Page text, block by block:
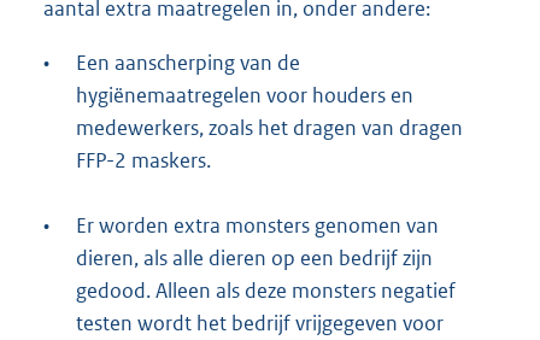
aantal extra maatregelen in, onder andere:
•
Een aanscherping van de
hygiënemaatregelen voor houders en
medewerkers, zoals het dragen van dragen
FFP-2 maskers.
•
Er worden extra monsters genomen van
dieren, als alle dieren op een bedrijf zijn
gedood. Alleen als deze monsters negatief
testen wordt het bedrijf vrijgegeven voor